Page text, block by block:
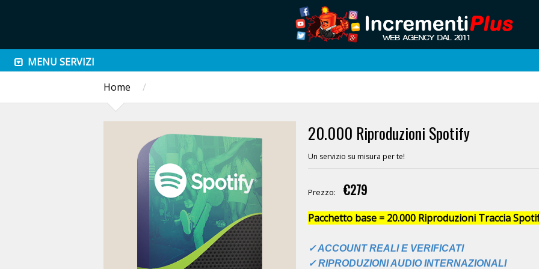
MENU SERVIZI
Home
/
20.000 Riproduzioni Spotify
Un servizio su misura per te!
Prezzo: €279
Pacchetto base = 20.000 Riproduzioni Traccia
✓ ACCOUNT REALI E VERIFICATI
✓ RIPRODUZIONI AUDIO INTERNAZIONALI